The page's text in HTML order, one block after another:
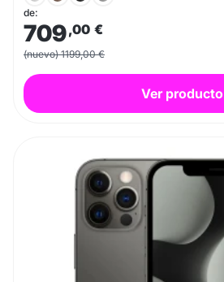
de:
709,00 €
(nuevo) 1199,00 €
Ver producto